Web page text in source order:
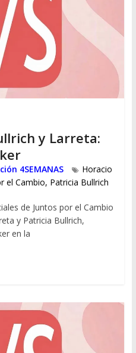
y Larreta:
4SEMANAS
Horacio
el Cambio, Patricia Bullrich
de Juntos por el Cambio
y Patricia Bullrich,
en la